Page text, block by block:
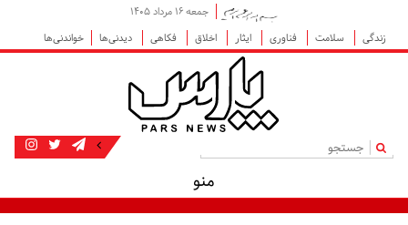
جمعه ۱۶ مرداد ۱۴۰۵
زندگی
سلامت فناوری ایثار اخلاق فکاهی دیدنی‌ها خواندنی‌ها
|
منو